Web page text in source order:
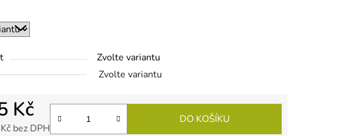
Zvolte variantu
Zvolte variantu
Kč
bez DPH
DO KOŠÍKU